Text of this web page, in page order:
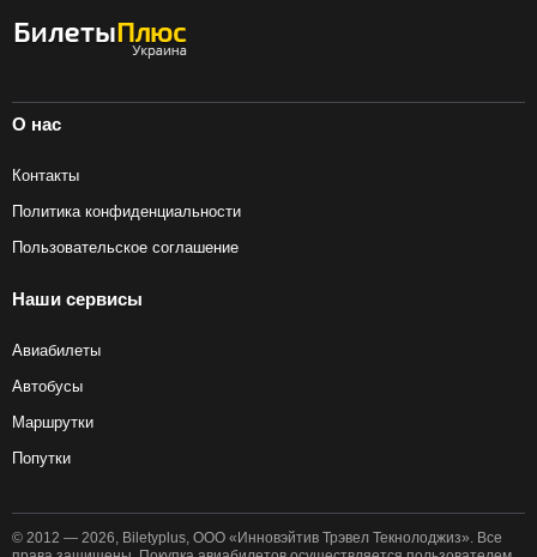
О нас
Контакты
Политика конфиденциальности
Пользовательское соглашение
Наши сервисы
Авиабилеты
Автобусы
Маршрутки
Попутки
© 2012 — 2026, Biletyplus, ООО «Инновэйтив Трэвел Текнолоджиз». Все